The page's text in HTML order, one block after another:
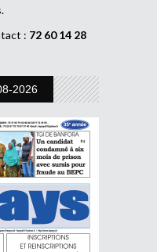
: 72 60 14 28
2026